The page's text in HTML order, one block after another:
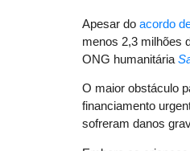
Apesar do acordo
menos 2,3 milhões
ONG humanitária
O maior obstáculo
financiamento
sofreram danos